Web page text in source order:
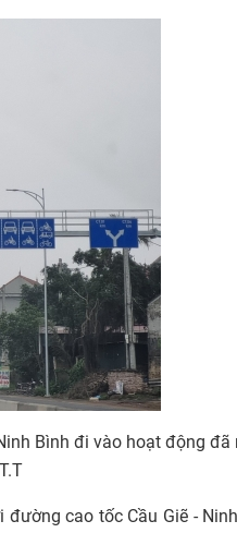
Bình đi vào hoạt động đã
cao tốc Cầu Giẽ -